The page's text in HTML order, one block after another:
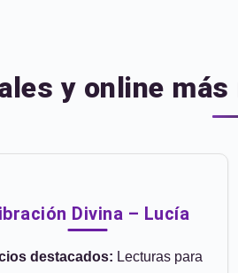
y online
Divina – Lucía
destacados: Lecturas para